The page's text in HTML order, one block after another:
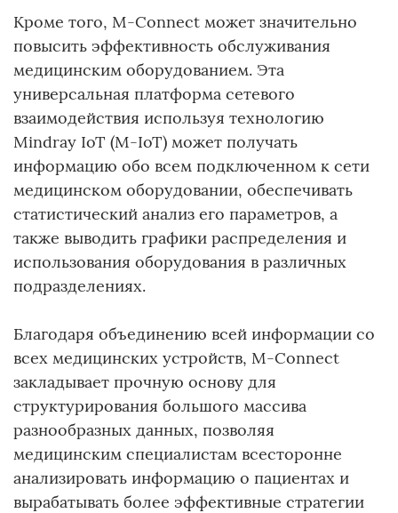
Кроме того, M-Connect может значительно
повысить эффективность обслуживания
медицинским оборудованием. Эта
универсальная платформа сетевого
взаимодействия используя технологию
Mindray IoT (M-IoT) может получать
информацию обо всем подключенном к сети
медицинском оборудовании, обеспечивать
статистический анализ его параметров, а
также выводить графики распределения и
использования оборудования в различных
подразделениях.
Благодаря объединению всей информации со
всех медицинских устройств, M-Connect
закладывает прочную основу для
структурирования большого массива
разнообразных данных, позволяя
медицинским специалистам всесторонне
анализировать информацию о пациентах и
вырабатывать более эффективные стратегии